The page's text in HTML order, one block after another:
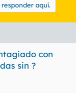
aquí.
con
sin ?